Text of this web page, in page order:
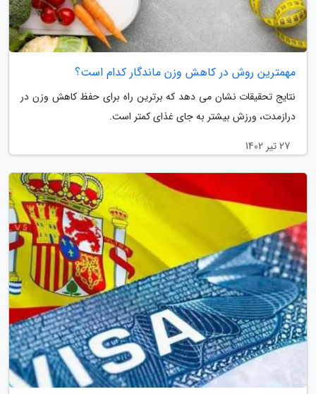
مهمترین روش در کاهش وزن ماندگار کدام است؟
نتایج تحقیقات نشان می دهد که برترین راه برای حفظ کاهش وزن در
درازمدت، ورزش بیشتر به جای غذای کمتر است.
27 تیر 1402